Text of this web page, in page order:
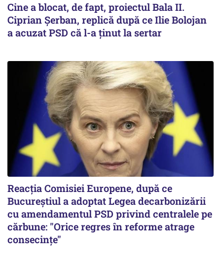
Cine a blocat, de fapt, proiectul Bala II.
Ciprian Șerban, replică după ce Ilie Bolojan
a acuzat PSD că l-a ținut la sertar
Reacția Comisiei Europene, după ce
Bucureștiul a adoptat Legea decarbonizării
cu amendamentul PSD privind centralele pe
cărbune: "Orice regres în reforme atrage
consecințe"